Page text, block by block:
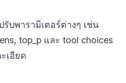
บพารามิเตอร์ต่างๆ เช่น
top_p และ tool choices
เอียด